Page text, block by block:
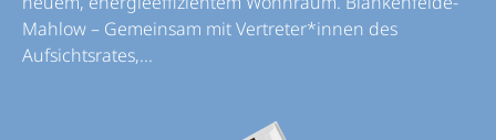
Mahlow – Gemeinsam mit Vertreter*innen des
Aufsichtsrates,...